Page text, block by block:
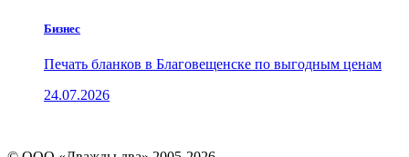
Бизнес
Печать бланков в Благовещенске по выгодным ценам
24.07.2026